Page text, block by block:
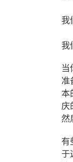
我
我
当
准
本
庆
然
有
于